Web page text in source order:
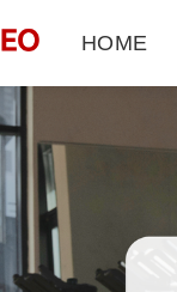
HOME